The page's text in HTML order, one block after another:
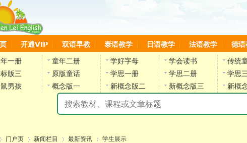
开通VIP 双语早教 泰语教学 日语教学 法语教学 德语
一册 童年二册 学好字母 学会读书 传统
版三
原版童话 学思一册 学思二册 学思
男孩
概念版一 新概念版二 新概念版三 新概
门户页 新闻栏目 最新资讯 学生展示